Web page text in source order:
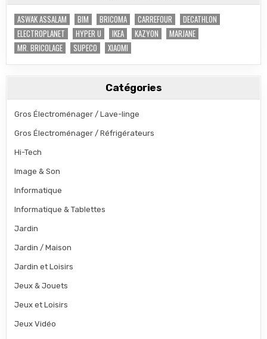
ASWAK ASSALAM BIM BRICOMA CARREFOUR
DECATHLON
ELECTROPLANET
HYPER U IKEA KAZYON
MARJANE
MR. BRICOLAGE
SUPECO XIAOMI
Catégories
Gros Électroménager / Lave-linge
Gros Électroménager / Réfrigérateurs
Hi-Tech
Image & Son
Informatique
Informatique & Tablettes
Jardin
Jardin / Maison
Jardin et Loisirs
Jeux & Jouets
Jeux et Loisirs
Jeux Vidéo